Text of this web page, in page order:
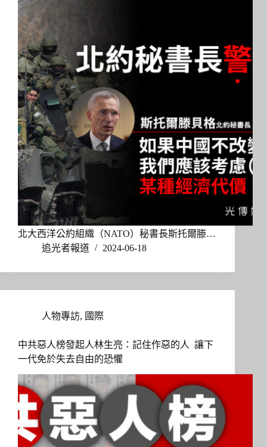
北大西洋公約組織（NATO）秘書長斯托爾滕…
追光者報道
2024-06-18
人物專訪, 國際
中共惡人榜發起人林生亮：記住作惡的人 讓下
一代免於失去自由的恐懼